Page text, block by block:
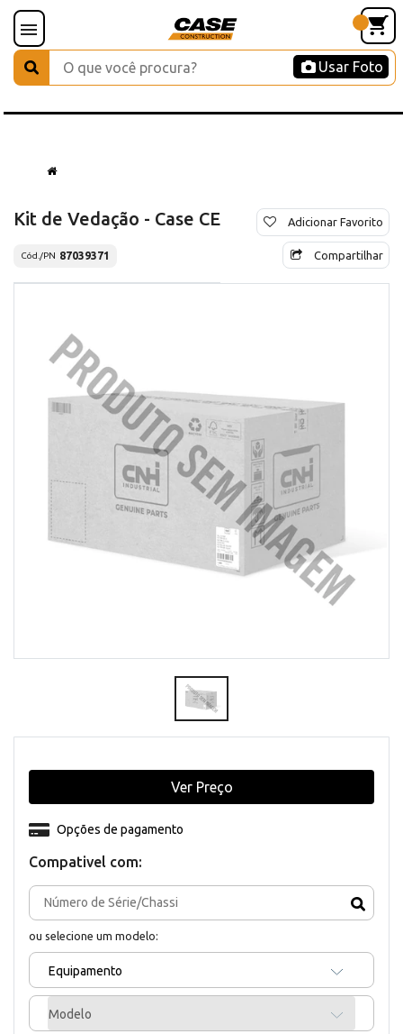
Usar Foto
Kit de Vedação - Case CE
Cód./PN 87039371
Adicionar Favorito
Compartilhar
Compativel com:
ou selecione um modelo:
Equipamento
Modelo
Opções de pagamento
Ver Preço